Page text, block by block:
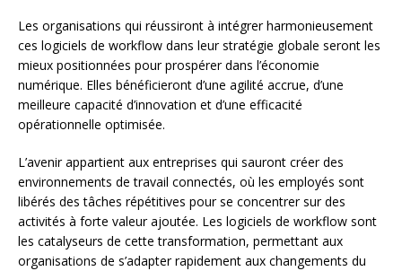
Les organisations qui réussiront à intégrer harmonieusement
ces logiciels de workflow dans leur stratégie globale seront les
mieux positionnées pour prospérer dans l’économie
numérique. Elles bénéficieront d’une agilité accrue, d’une
meilleure capacité d’innovation et d’une efficacité
opérationnelle optimisée.
L’avenir appartient aux entreprises qui sauront créer des
environnements de travail connectés, où les employés sont
libérés des tâches répétitives pour se concentrer sur des
activités à forte valeur ajoutée. Les logiciels de workflow sont
les catalyseurs de cette transformation, permettant aux
organisations de s’adapter rapidement aux changements du